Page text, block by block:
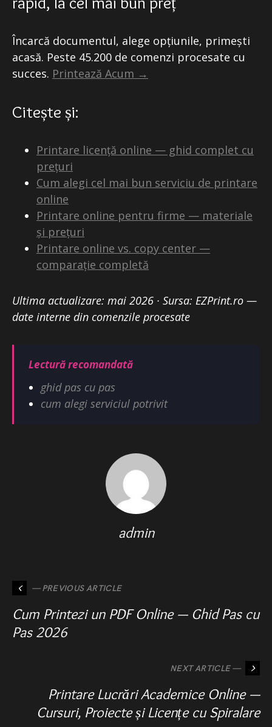
Încarcă documentul, alege opțiunile, primești
acasă. Peste 45.200 de comenzi procesate cu
succes. Printează Acum →
Citește și:
Printare licență online — ghid complet cu
prețuri
Cum alegi cel mai bun serviciu de printare
online
Printare online pentru firme — materiale
și prețuri
Printare online vs. copy center —
comparație completă
Ultima actualizare: mai 2026 · Sursa: EZPrint.ro —
date interne din comenzile procesate
Lectură recomandată
ghid pas cu pas
cum alegi serviciul potrivit
admin
— PREVIOUS ARTICLE
Cum Printezi un PDF Online — Ghid Pas cu
Pas 2026
NEXT ARTICLE —
Printare Lucrări Academice Online —
Cursuri, Proiecte și Licențe cu Spiralare